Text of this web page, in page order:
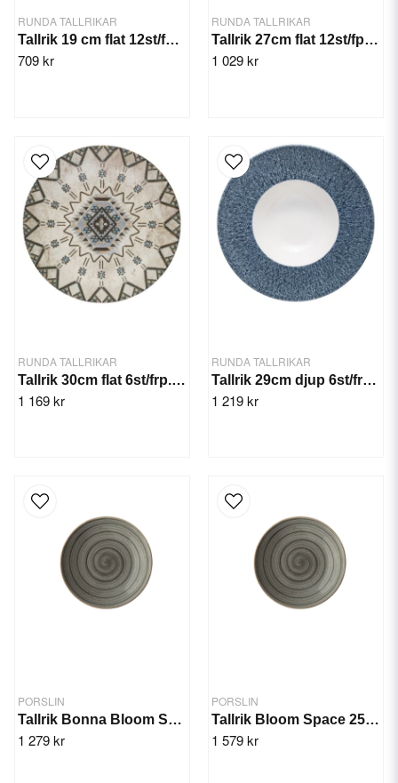
RUNDA TALLRIKAR
Tallrik 19 cm flat 12st/fp. Lona
709 kr
RUNDA TALLRIKAR
Tallrik 27cm flat 12st/fp. Frame
1 029 kr
RUNDA TALLRIKAR
Tallrik 30cm flat 6st/frp. Heritage
1 169 kr
RUNDA TALLRIKAR
Tallrik 29cm djup 6st/frp. Streak Miro
1 219 kr
PORSLIN
Tallrik Bonna Bloom Space 23cm/6st
1 279 kr
PORSLIN
Tallrik Bloom Space 25cm/6st
1 579 kr